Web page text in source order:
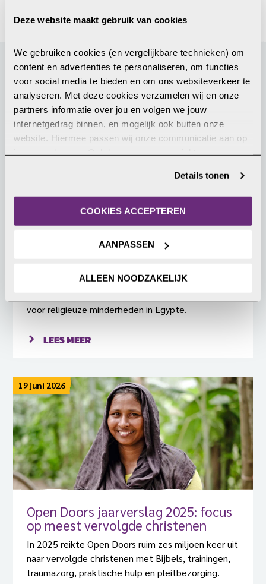
Deze website maakt gebruik van cookies
We gebruiken cookies (en vergelijkbare technieken) om
content en advertenties te personaliseren, om functies
voor social media te bieden en om ons websiteverkeer te
analyseren. Met deze cookies verzamelen wij en onze
partners informatie over jou en volgen we jouw
internetgedrag binnen, en mogelijk ook buiten onze
website. Hiermee passen wij onze communicatie aan op
jouw voorkeuren. Ook kunnen we zo gerichte
internetgedrag. Je kunt je toestemming ook altijd wijzigen
of intrekken. Meer uitleg vind je in onze
privacyverklaring.
Details tonen
COOKIES ACCEPTEREN
AANPASSEN
ALLEEN NOODZAKELIJK
Gerelateerd nieuws
2 juli 2026
Tweede Kamer steunt motie over
In juni nam de Tweede Kamer een motie aan, die de
voor religieuze minderheden in Egypte.
LEES MEER
19 juni 2026
Open Doors jaarverslag 2025: focus
op meest vervolgde christenen
In 2025 reikte Open Doors ruim zes miljoen keer uit
naar vervolgde christenen met Bijbels, trainingen,
traumazorg, praktische hulp en pleitbezorging.